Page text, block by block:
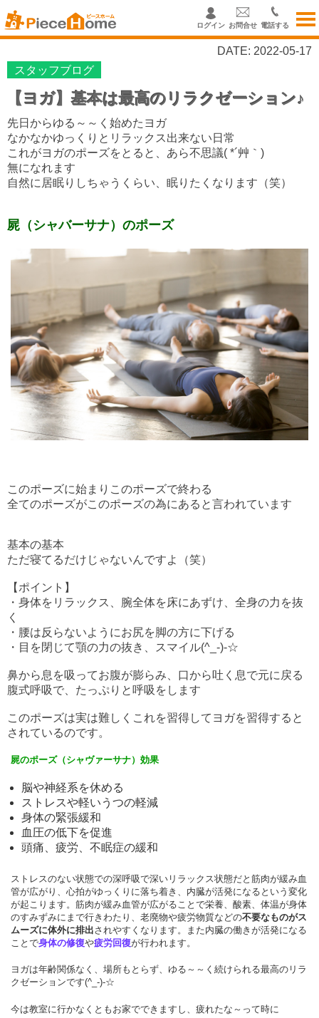
ログイン お問合せ 電話する
DATE: 2022-05-17
スタッフブログ
【ヨガ】基本は最高のリラクゼーション♪
先日からゆる～～く始めたヨガ
なかなかゆっくりとリラックス出来ない日常
これがヨガのポーズをとると、あら不思議( *´艸｀)
無になれます
自然に居眠りしちゃうくらい、眠りたくなります（笑）
屍（シャバーサナ）のポーズ
このポーズに始まりこのポーズで終わる
全てのポーズがこのポーズの為にあると言われています
基本の基本
ただ寝てるだけじゃないんですよ（笑）
【ポイント】
・身体をリラックス、腕全体を床にあずけ、全身の力を抜
く
・腰は反らないようにお尻を脚の方に下げる
・目を閉じて顎の力の抜き、スマイル(^_-)-☆
鼻から息を吸ってお腹が膨らみ、口から吐く息で元に戻る
腹式呼吸で、たっぷりと呼吸をします
このポーズは実は難しくこれを習得してヨガを習得すると
されているのです。
屍のポーズ（シャヴァーサナ）効果
脳や神経系を休める
ストレスや軽いうつの軽減
身体の緊張緩和
血圧の低下を促進
頭痛、疲労、不眠症の緩和
ストレスのない状態での深呼吸で深いリラックス状態だと筋肉が緩み血
管が広がり、心拍がゆっくりに落ち着き、内臓が活発になるという変化
が起こります。 筋肉が緩み血管が広がることで栄養、酸素、体温が身体
のすみずみにまで行きわたり、老廃物や疲労物質などの不要なものがス
ムーズに体外に排出されやすくなります。また内臓の働きが活発になる
ことで身体の修復や疲労回復が行われます。
ヨガは年齢関係なく、場所もとらず、ゆる～～く続けられる最高のリラ
クゼーションです(^_-)-☆
今は教室に行かなくともお家でできますし、疲れたな～って時に